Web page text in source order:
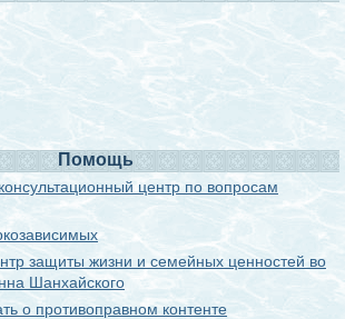
Помощь
центр по вопросам
защиты жизни и семейных ценностей во
Шанхайского
о противоправном контенте